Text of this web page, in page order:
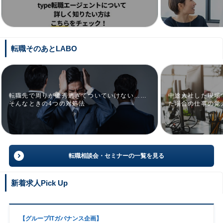
転職そのあとLABO
転職先で周りが優秀過ぎてついていけない……
そんなときの4つの対処法
中途入社した現場
た場合の仕事の覚
転職相談会・セミナーの一覧を見る
新着求人Pick Up
【グループITガバナンス企画】